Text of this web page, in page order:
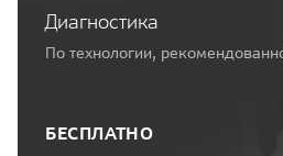
Диагностика
По технологии,
БЕСПЛАТНО